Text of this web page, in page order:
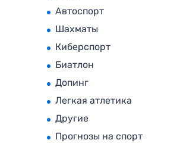
Автоспорт
Шахматы
Киберспорт
Биатлон
Допинг
Легкая атлетика
Другие
Прогнозы на спорт